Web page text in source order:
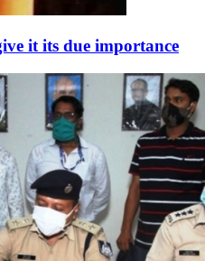
it its due importance